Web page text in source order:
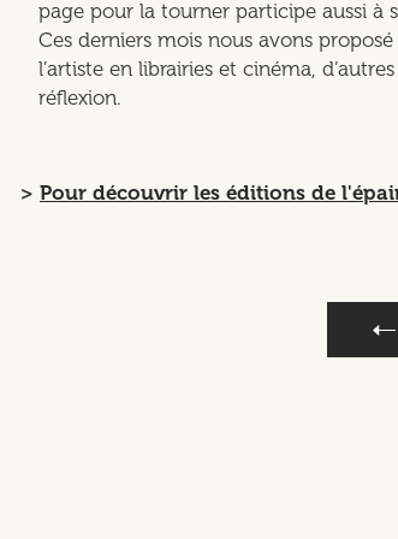
page pour la tourner participe aussi à
Ces derniers mois nous avons
l’artiste en librairies et cinéma,
réflexion.
> Pour découvrir les éditions de